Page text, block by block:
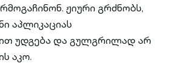
ჟიური გრძნობს,
აპლიკაციას
უდგება და გულგრილად არ
აკო.